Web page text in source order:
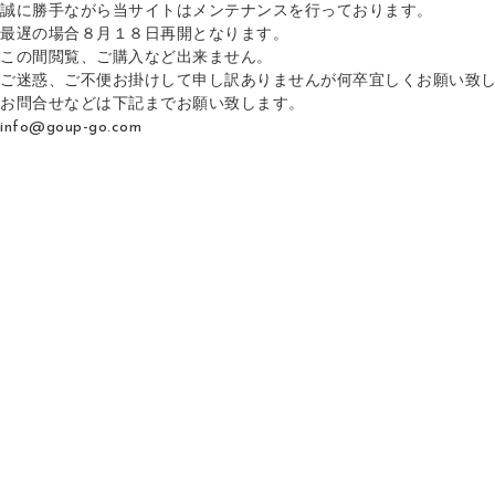
誠に勝手ながら当サイトはメンテナンスを行っております。
最遅の場合８月１８日再開となります。
この間閲覧、ご購入など出来ません。
ご迷惑、ご不便お掛けして申し訳ありませんが何卒宜しくお願い致
お問合せなどは下記までお願い致します。
info@goup-go.com